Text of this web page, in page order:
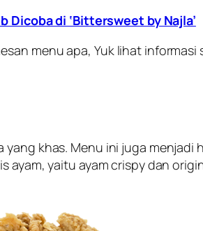
Dicoba di ‘Bittersweet by Najla’
menu apa, Yuk lihat informasi
khas. Menu ini juga menjadi
yaitu ayam crispy dan